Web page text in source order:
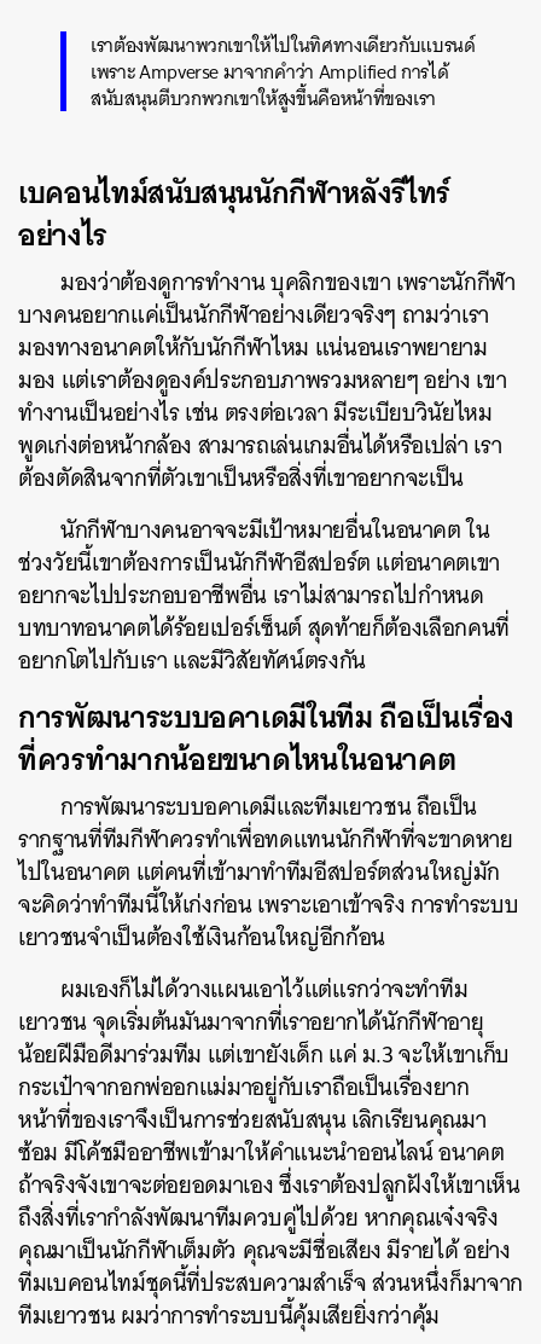
เราต้องพัฒนาพวกเขาให้ไปในทิศทางเดียวกับแบรนด์
เพราะ Ampverse มาจากคำว่า Amplified การได้
สนับสนุนตีบวกพวกเขาให้สูงขึ้นคือหน้าที่ของเรา
เบคอนไทม์สนับสนุนนักกีฬาหลังรีไทร์
อย่างไร
มองว่าต้องดูการทำงาน บุคลิกของเขา เพราะนักกีฬา
บางคนอยากแค่เป็นนักกีฬาอย่างเดียวจริงๆ ถามว่าเรา
มองทางอนาคตให้กับนักกีฬาไหม แน่นอนเราพยายาม
มอง แต่เราต้องดูองค์ประกอบภาพรวมหลายๆ อย่าง เขา
ทำงานเป็นอย่างไร เช่น ตรงต่อเวลา มีระเบียบวินัยไหม
พูดเก่งต่อหน้ากล้อง สามารถเล่นเกมอื่นได้หรือเปล่า เรา
ต้องตัดสินจากที่ตัวเขาเป็นหรือสิ่งที่เขาอยากจะเป็น
นักกีฬาบางคนอาจจะมีเป้าหมายอื่นในอนาคต ใน
ช่วงวัยนี้เขาต้องการเป็นนักกีฬาอีสปอร์ต แต่อนาคตเขา
อยากจะไปประกอบอาชีพอื่น เราไม่สามารถไปกำหนด
บทบาทอนาคตได้ร้อยเปอร์เซ็นต์ สุดท้ายก็ต้องเลือกคนที่
อยากโตไปกับเรา และมีวิสัยทัศน์ตรงกัน
การพัฒนาระบบอคาเดมีในทีม ถือเป็นเรื่อง
ที่ควรทำมากน้อยขนาดไหนในอนาคต
การพัฒนาระบบอคาเดมีและทีมเยาวชน ถือเป็น
รากฐานที่ทีมกีฬาควรทำเพื่อทดแทนนักกีฬาที่จะขาดหาย
ไปในอนาคต แต่คนที่เข้ามาทำทีมอีสปอร์ตส่วนใหญ่มัก
จะคิดว่าทำทีมนี้ให้เก่งก่อน เพราะเอาเข้าจริง การทำระบบ
เยาวชนจำเป็นต้องใช้เงินก้อนใหญ่อีกก้อน
ผมเองก็ไม่ได้วางแผนเอาไว้แต่แรกว่าจะทำทีม
เยาวชน จุดเริ่มต้นมันมาจากที่เราอยากได้นักกีฬาอายุ
น้อยฝีมือดีมาร่วมทีม แต่เขายังเด็ก แค่ ม.3 จะให้เขาเก็บ
กระเป๋าจากอกพ่ออกแม่มาอยู่กับเราถือเป็นเรื่องยาก
หน้าที่ของเราจึงเป็นการช่วยสนับสนุน เลิกเรียนคุณมา
ซ้อม มีโค้ชมืออาชีพเข้ามาให้คำแนะนำออนไลน์ อนาคต
ถ้าจริงจังเขาจะต่อยอดมาเอง ซึ่งเราต้องปลูกฝังให้เขาเห็น
ถึงสิ่งที่เรากำลังพัฒนาทีมควบคู่ไปด้วย หากคุณเจ๋งจริง
คุณมาเป็นนักกีฬาเต็มตัว คุณจะมีชื่อเสียง มีรายได้ อย่าง
ทีมเบคอนไทม์ชุดนี้ที่ประสบความสำเร็จ ส่วนหนึ่งก็มาจาก
ทีมเยาวชน ผมว่าการทำระบบนี้คุ้มเสียยิ่งกว่าคุ้ม